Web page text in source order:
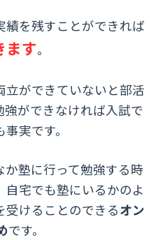
績を残すことができれば
ます。
立ができていないと部活
ができなければ入試で
実です。
か塾に行って勉強する時
宅でも塾にいるかのよ
受けることのできるオン
です。